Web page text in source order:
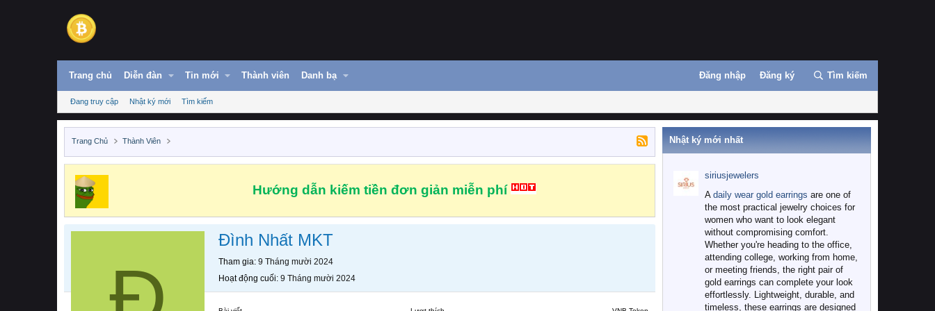
Trang chủ Diễn đàn Tin mới Thành viên Danh bạ Đăng nhập Đăng ký Tìm kiếm
Đang truy cập Nhật ký mới Tìm kiếm
Trang Chủ Thành Viên
Hướng dẫn kiếm tiền đơn giản miễn phí
Đình Nhất MKT
Tham gia 9 Tháng mười 2024
Hoạt động cuối 9 Tháng mười 2024
Nhật ký mới nhất
siriusjewelers
A daily wear gold earrings are one of
the most practical jewelry choices for
women who want to look elegant
without compromising comfort.
Whether you're heading to the office,
attending college, working from home,
or meeting friends, the right pair of
gold earrings can complete your look
effortlessly. Lightweight, durable, and
timeless, these earrings are designed